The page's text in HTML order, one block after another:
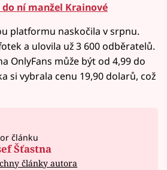
ní manžel Krainové
platformu naskočila v srpnu.
a ulovila už 3 600 odběratelů.
OnlyFans může být od 4,99 do
si vybrala cenu 19,90 dolarů, což
článku
Šťastna
články autora